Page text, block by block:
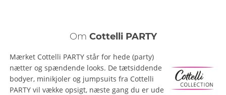
Om Cottelli PARTY
Mærket Cottelli PARTY står for hede (party)
nætter og spændende looks. De tætsiddende
bodyer, minikjoler og jumpsuits fra Cottelli
PARTY vil vække opsigt, næste gang du er ude